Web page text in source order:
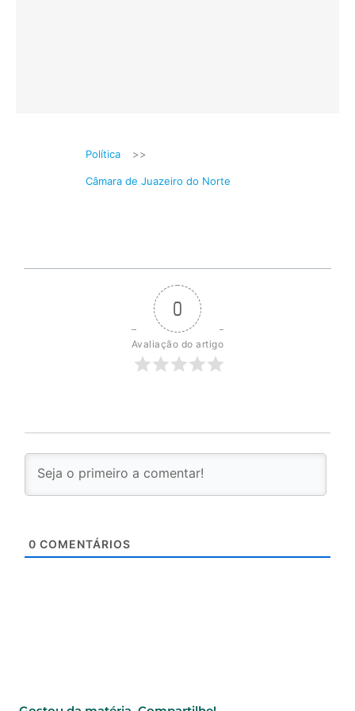
Política >>
Câmara de Juazeiro do Norte
0
Avaliação do artigo
0 COMENTÁRIOS